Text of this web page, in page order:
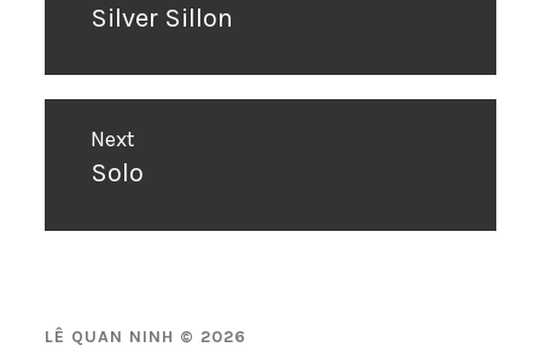
l’article
Previous
Silver Sillon
Next
Next
Solo
LÊ QUAN NINH © 2026